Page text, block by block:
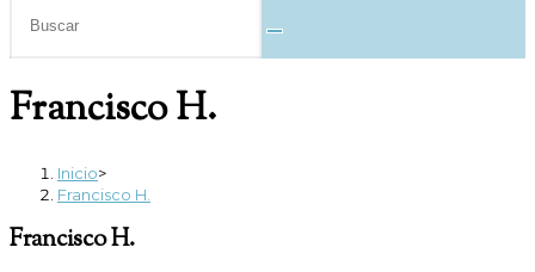
web
Francisco H.
Inicio>
Francisco H.
Francisco H.